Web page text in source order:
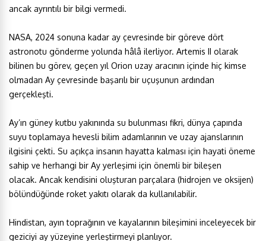
ancak ayrıntılı bir bilgi vermedi.
NASA, 2024 sonuna kadar ay çevresinde bir göreve dört
astronotu gönderme yolunda hâlâ ilerliyor. Artemis II olarak
bilinen bu görev, geçen yıl Orion uzay aracının içinde hiç kimse
olmadan Ay çevresinde başarılı bir uçuşunun ardından
gerçekleşti.
Ay’ın güney kutbu yakınında su bulunması fikri, dünya çapında
suyu toplamaya hevesli bilim adamlarının ve uzay ajanslarının
ilgisini çekti. Su açıkça insanın hayatta kalması için hayati öneme
sahip ve herhangi bir Ay yerleşimi için önemli bir bileşen
olacak. Ancak kendisini oluşturan parçalara (hidrojen ve oksijen)
bölündüğünde roket yakıtı olarak da kullanılabilir.
Hindistan, ayın toprağının ve kayalarının bileşimini inceleyecek bir
geziciyi ay yüzeyine yerleştirmeyi planlıyor.